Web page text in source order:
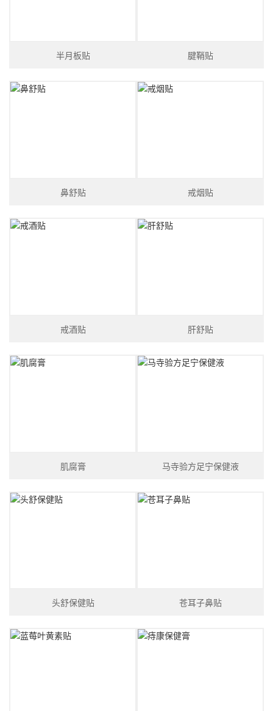
半月板贴 腱鞘贴
鼻舒贴 戒烟贴
戒酒贴 肝舒贴
肌腐膏 马寺验方足宁保健液
头舒保健贴 苍耳子鼻贴